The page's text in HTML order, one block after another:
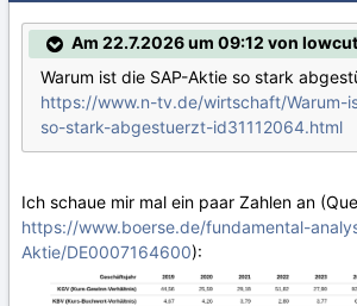
Am 22.7.2026 um 09:12 von
Warum ist die SAP-Aktie so stark
https://www.n-tv.de/wirtschaft/Warum-
so-stark-abgestuerzt-id31112064.html
Ich schaue mir mal ein paar Zahlen an
https://www.boerse.de/fundamental-
Aktie/DE0007164600):